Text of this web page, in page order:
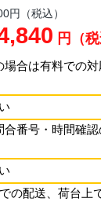
円（税込）
円（税
場合は有料での
番号・時間確認
の配送、荷台上